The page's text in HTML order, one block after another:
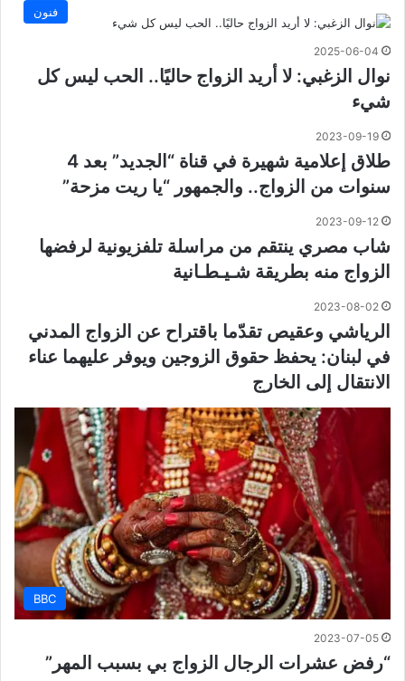
فنون
2025-06-04
نوال الزغبي: لا أريد الزواج حاليًا.. الحب ليس كل
شيء
2023-09-19
طلاق إعلامية شهيرة في قناة “الجديد” بعد 4
سنوات من الزواج.. والجمهور “يا ريت مزحة”
2023-09-12
شاب مصري ينتقم من مراسلة تلفزيونية لرفضها
الزواج منه بطريقة شـيـطـانية
2023-08-02
الرياشي وعقيص تقدّما باقتراح عن الزواج المدني
في لبنان: يحفظ حقوق الزوجين ويوفر عليهما عناء
الانتقال إلى الخارج
BBC
2023-07-05
“رفض عشرات الرجال الزواج بي بسبب المهر”